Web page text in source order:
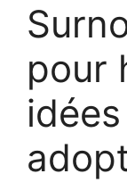
pour